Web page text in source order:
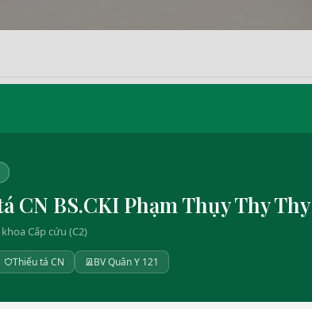
CN BS.CKI Phạm Thụy Thy Thy
Cấp cứu (C2)
Thiếu tá CN BV Quân Y 121